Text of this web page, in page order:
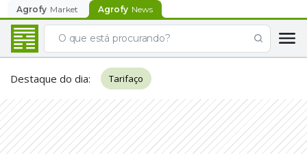
Agrofy Market Agrofy News
Destaque do dia: Tarifaço